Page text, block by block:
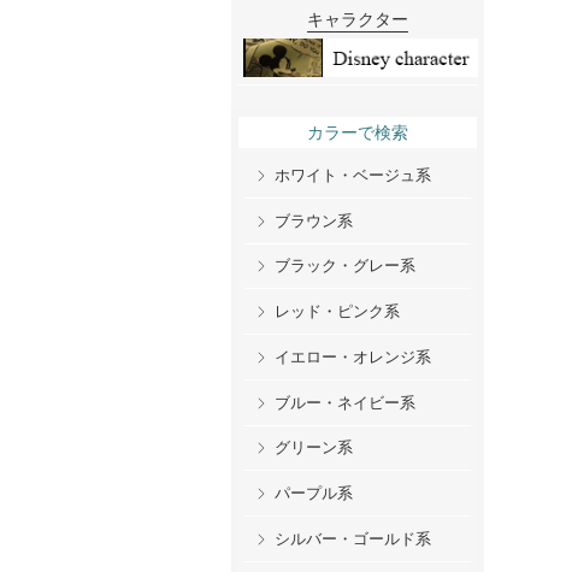
キャラクター
カラーで検索
ホワイト・ベージュ系
ブラウン系
ブラック・グレー系
レッド・ピンク系
イエロー・オレンジ系
ブルー・ネイビー系
グリーン系
パープル系
シルバー・ゴールド系